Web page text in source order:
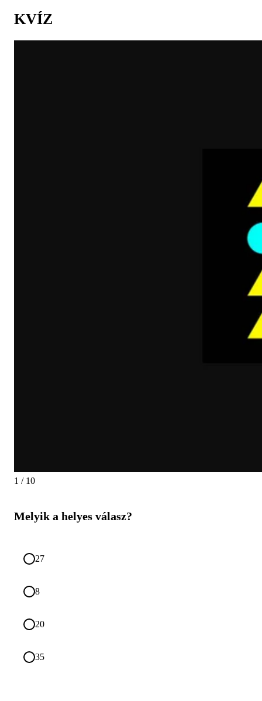
KVÍZ
1 / 10
Melyik a helyes válasz?
27
8
20
35